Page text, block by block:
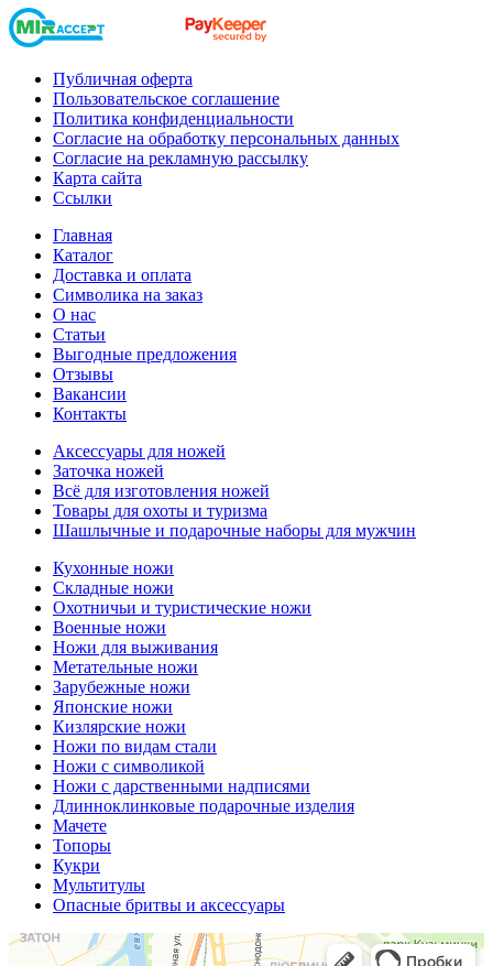
Публичная оферта
Пользовательское соглашение
Политика конфиденциальности
Согласие на обработку персональных данных
Согласие на рекламную рассылку
Карта сайта
Ссылки
Главная
Каталог
Доставка и оплата
Символика на заказ
О нас
Статьи
Выгодные предложения
Отзывы
Вакансии
Контакты
Аксессуары для ножей
Заточка ножей
Всё для изготовления ножей
Товары для охоты и туризма
Шашлычные и подарочные наборы для мужчин
Кухонные ножи
Складные ножи
Охотничьи и туристические ножи
Военные ножи
Ножи для выживания
Метательные ножи
Зарубежные ножи
Японские ножи
Кизлярские ножи
Ножи по видам стали
Ножи с символикой
Ножи с дарственными надписями
Длинноклинковые подарочные изделия
Мачете
Топоры
Кукри
Мультитулы
Опасные бритвы и аксессуары